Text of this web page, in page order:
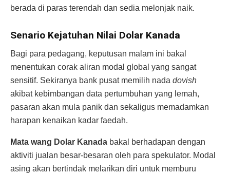
berada di paras terendah dan sedia melonjak naik.
Senario Kejatuhan Nilai Dolar Kanada
Bagi para pedagang, keputusan malam ini bakal
menentukan corak aliran modal global yang sangat
sensitif. Sekiranya bank pusat memilih nada dovish
akibat kebimbangan data pertumbuhan yang lemah,
pasaran akan mula panik dan sekaligus memadamkan
harapan kenaikan kadar faedah.
Mata wang Dolar Kanada bakal berhadapan dengan
aktiviti jualan besar-besaran oleh para spekulator. Modal
asing akan bertindak melarikan diri untuk memburu